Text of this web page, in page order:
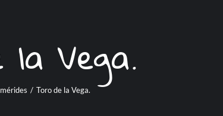
Vega.
/ Toro de la Vega.